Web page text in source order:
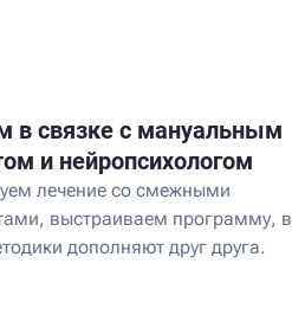
в связке с мануальным
и нейропсихологом
лечение со смежными
выстраиваем программу, в
дополняют друг друга.